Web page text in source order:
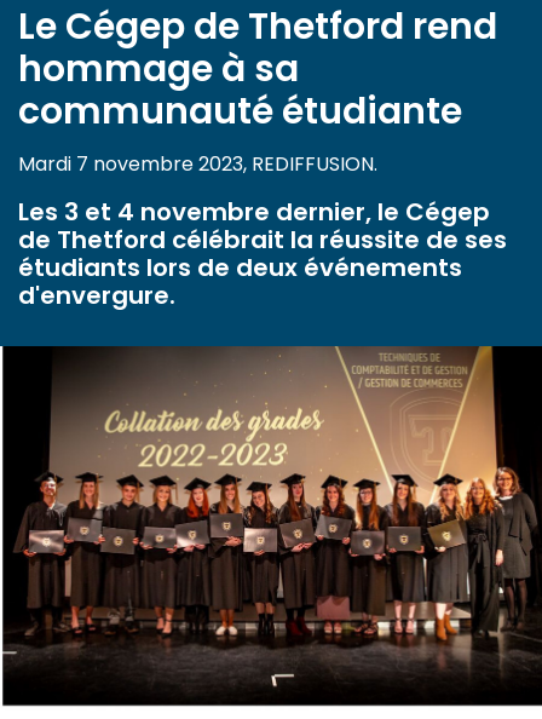
Le Cégep de Thetford rend
hommage à sa
communauté étudiante
Mardi 7 novembre 2023, REDIFFUSION.
Les 3 et 4 novembre dernier, le Cégep
de Thetford célébrait la réussite de ses
étudiants lors de deux événements
d'envergure.